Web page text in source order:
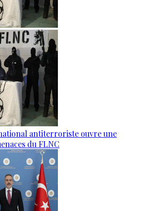
antiterroriste ouvre une
du FLNC